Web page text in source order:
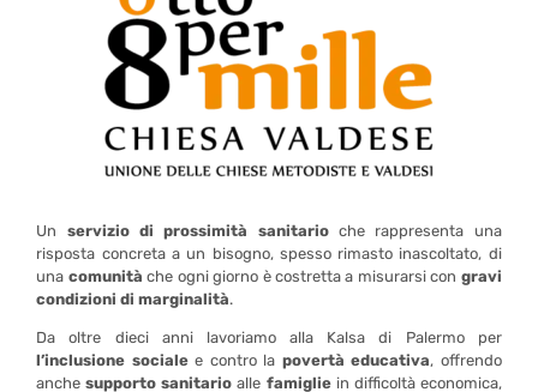
Un servizio di prossimità sanitarioche rappresenta una
risposta concreta a un bisogno, spesso rimasto inascoltato, di
una comunità che ogni giorno è costretta a misurarsi con gravi
condizioni di marginalità.
Da oltre dieci anni lavoriamo alla Kalsa di Palermo per
l’inclusione socialee contro la povertà educativa, offrendo
anchesupporto sanitario alle famigliein difficoltà economica,